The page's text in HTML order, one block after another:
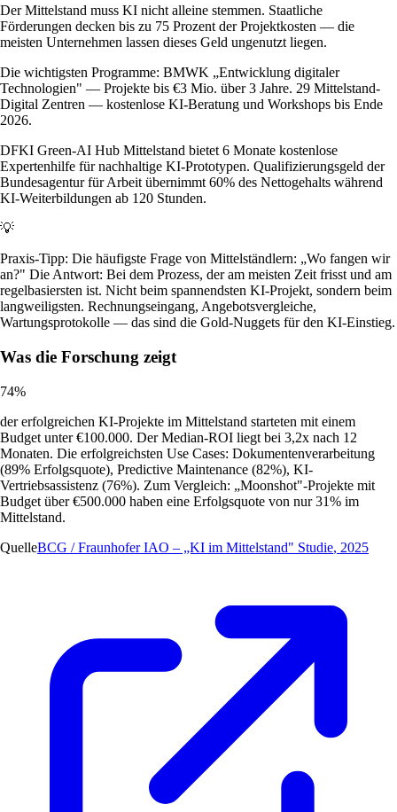
Der Mittelstand muss KI nicht alleine stemmen. Staatliche
Förderungen decken bis zu 75 Prozent der Projektkosten — die
meisten Unternehmen lassen dieses Geld ungenutzt liegen.
Die wichtigsten Programme: BMWK „Entwicklung digitaler
Technologien" — Projekte bis €3 Mio. über 3 Jahre. 29 Mittelstand-
Digital Zentren — kostenlose KI-Beratung und Workshops bis Ende
2026.
DFKI Green-AI Hub Mittelstand bietet 6 Monate kostenlose
Expertenhilfe für nachhaltige KI-Prototypen. Qualifizierungsgeld der
Bundesagentur für Arbeit übernimmt 60% des Nettogehalts während
KI-Weiterbildungen ab 120 Stunden.
💡
Praxis-Tipp: Die häufigste Frage von Mittelständlern: „Wo fangen wir
an?" Die Antwort: Bei dem Prozess, der am meisten Zeit frisst und am
regelbasiersten ist. Nicht beim spannendsten KI-Projekt, sondern beim
langweiligsten. Rechnungseingang, Angebotsvergleiche,
Wartungsprotokolle — das sind die Gold-Nuggets für den KI-Einstieg.
Was die Forschung zeigt
74%
der erfolgreichen KI-Projekte im Mittelstand starteten mit einem
Budget unter €100.000. Der Median-ROI liegt bei 3,2x nach 12
Monaten. Die erfolgreichsten Use Cases: Dokumentenverarbeitung
(89% Erfolgsquote), Predictive Maintenance (82%), KI-
Vertriebsassistenz (76%). Zum Vergleich: „Moonshot"-Projekte mit
Budget über €500.000 haben eine Erfolgsquote von nur 31% im
Mittelstand.
QuelleBCG / Fraunhofer IAO – „KI im Mittelstand" Studie, 2025